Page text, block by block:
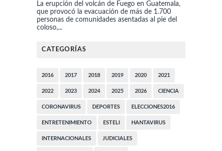
La erupción del volcán de Fuego en Guatemala,
que provocó la evacuación de más de 1.700
personas de comunidades asentadas al pie del
coloso,...
CATEGORÍAS
2016 2017 2018 2019 2020 2021
2022 2023 2024 2025 2026 CIENCIA
CORONAVIRUS DEPORTES ELECCIONES2016
ENTRETENIMIENTO ESTELI HANTAVIRUS
INTERNACIONALES JUDICIALES